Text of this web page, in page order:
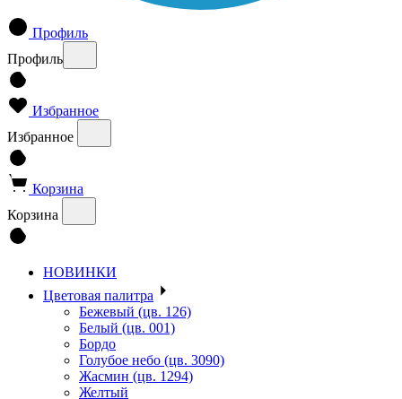
Профиль
Профиль
Избранное
Избранное
Корзина
Корзина
НОВИНКИ
Цветовая палитра
Бежевый (цв. 126)
Белый (цв. 001)
Бордо
Голубое небо (цв. 3090)
Жасмин (цв. 1294)
Желтый